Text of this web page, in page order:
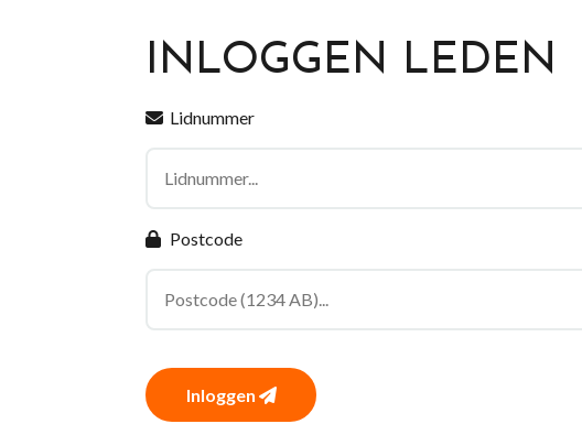
INLOGGEN LEDEN
Lidnummer
Postcode
Inloggen